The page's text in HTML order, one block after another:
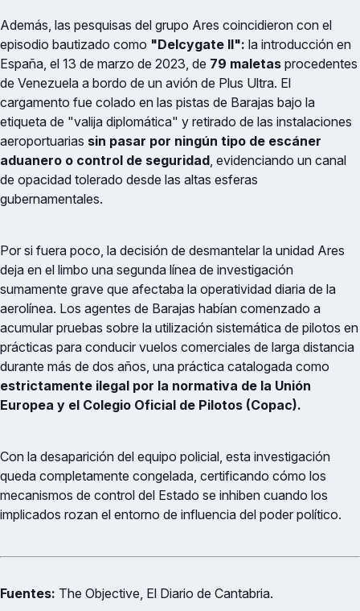
Además, las pesquisas del grupo Ares coincidieron con el
episodio bautizado como "Delcygate II": la introducción en
España, el 13 de marzo de 2023, de 79 maletas procedentes
de Venezuela a bordo de un avión de Plus Ultra. El
cargamento fue colado en las pistas de Barajas bajo la
etiqueta de "valija diplomática" y retirado de las instalaciones
aeroportuarias sin pasar por ningún tipo de escáner
aduanero o control de seguridad, evidenciando un canal
de opacidad tolerado desde las altas esferas
gubernamentales.
Por si fuera poco, la decisión de desmantelar la unidad Ares
deja en el limbo una segunda línea de investigación
sumamente grave que afectaba la operatividad diaria de la
aerolínea. Los agentes de Barajas habían comenzado a
acumular pruebas sobre la utilización sistemática de pilotos en
prácticas para conducir vuelos comerciales de larga distancia
durante más de dos años, una práctica catalogada como
estrictamente ilegal por la normativa de la Unión
Europea y el Colegio Oficial de Pilotos (Copac).
Con la desaparición del equipo policial, esta investigación
queda completamente congelada, certificando cómo los
mecanismos de control del Estado se inhiben cuando los
implicados rozan el entorno de influencia del poder político.
Fuentes: The Objective, El Diario de Cantabria.